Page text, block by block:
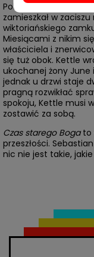
Policjant Tom Kettle
zamieszkał w
wiktoriańskiego
Miesiącami z nikim
właściciela i
się tuż obok. Kettle
ukochanej żony June
jednak u drzwi staje
pragną rozwikłać
spokoju, Kettle musi
zostawić za sobą.
Czas starego Bogato
przeszłości.
nic nie jest takie,